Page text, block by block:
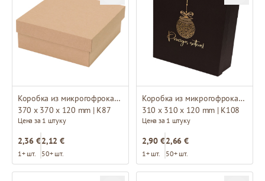
Коробка из микрогофрокартона
370 x 370 x 120 mm | K87
Цена за 1 штуку
2,36 €
1+ шт.
2,12 €
50+ шт.
Коробка из микрогофрокартона
310 x 310 x 120 mm | K108
Цена за 1 штуку
2,90 €
1+ шт.
2,66 €
50+ шт.